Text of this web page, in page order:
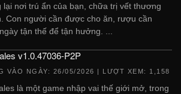
nơi trú ẩn của bạn, chữa trị vết thương
Con người cần được cho ăn, rượu cần
tận thế để tận hưởng. ...
v1.0.47036-P2P
VÀO NGÀY: 26/05/2026 | LƯỢT XEM: 1,158
là một game nhập vai thế giới mở, trong